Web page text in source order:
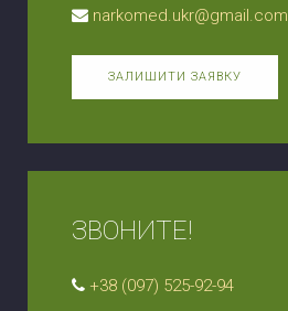
narkomed.ukr@gmail.com
ЗАЛИШИТИ ЗАЯВКУ
ЗВОНИТЕ!
+38 (097) 525-92-94